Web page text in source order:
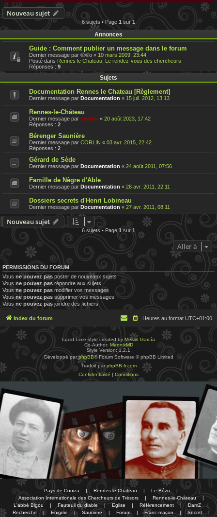
Nouveau sujet
6 sujets • Page 1 sur1
Annonces
Guide : Comment publier un message dans le forum
Dernier message par ®i©o « 10 mars 2009, 23:44
Posté dans Rennes le Chateau, Le rendez-vous des chercheurs
Réponses : 9
Sujets
Documentation Rennes le Chateau [Règlement]
Dernier message par Documentation « 15 juil. 2012, 13:13
Rennes-le-Château
Dernier message par cardou « 20 août 2023, 17:42
Réponses : 2
Bérenger Saunière
Dernier message par CORLIN « 03 avr. 2015, 22:42
Réponses : 2
Gérard de Sède
Dernier message par Documentation « 24 août 2011, 07:56
Famille de Nègre d'Able
Dernier message par Documentation « 28 avr. 2011, 22:11
Dossiers secrets d'Henri Lobineau
Dernier message par Documentation « 27 avr. 2011, 08:11
Nouveau sujet
6 sujets • Page1sur1
Aller à
PERMISSIONS DU FORUM
Vous ne pouvez pas poster de nouveaux sujets
Vous ne pouvez pasrépondre aux sujets
Vousne pouvez pas modifier vos messages
Vousne pouvez pas supprimer vos messages
Vous ne pouvez pas joindre des fichiers
Index du forum Heures au format UTC+01:00
Lucid Lime style created by Melvin García
Co-Author: MannixMD
Style Version: 1.2.1
Développé parphpBB® Forum Software © phpBB Limited
Traduit parphpBB-fr.com
Confidentialité | Conditions
Pays de Couiza | Rennes le Chateau | Le Bézu
|
Association Internationale des Chercheurs de Trésors
| Rennes-le-Château
|
L'abbé Bigou
| Fauteuil du diable | Eglise | Référencement | DamZ
|
Recherche
| Enigme | Sauniere | Forum | Franc-maçon | Secret |